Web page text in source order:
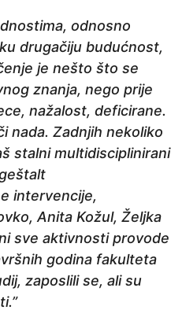
odnosno
drugačiju budućnost,
je nešto što se
znanja, nego prije
nažalost, deficirane.
nada. Zadnjih nekoliko
stalni multidisciplinirani
intervencije,
Anita Kožul, Željka
sve aktivnosti provode
godina fakulteta
zaposlili se, ali su